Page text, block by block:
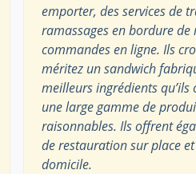
emporter, des services de
ramassages en bordure de
commandes en ligne. Ils
méritez un sandwich
meilleurs ingrédients
une large gamme de
raisonnables. Ils offrent
de restauration sur place
domicile.